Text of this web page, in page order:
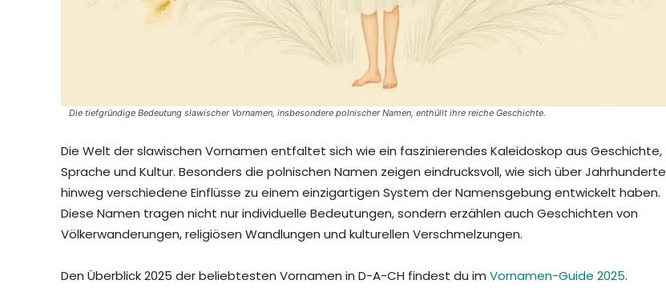
Die tiefgründige Bedeutung slawischer Vornamen, insbesondere polnischer Namen, enthüllt ihre reiche Geschichte.
Die Welt der slawischen Vornamen entfaltet sich wie ein faszinierendes Kaleidoskop aus Geschichte,
Sprache und Kultur. Besonders die polnischen Namen zeigen eindrucksvoll, wie sich über Jahrhunderte
hinweg verschiedene Einflüsse zu einem einzigartigen System der Namensgebung entwickelt haben.
Diese Namen tragen nicht nur individuelle Bedeutungen, sondern erzählen auch Geschichten von
Völkerwanderungen, religiösen Wandlungen und kulturellen Verschmelzungen.
Den Überblick 2025 der beliebtesten Vornamen in D-A-CH findest du im Vornamen-Guide 2025.